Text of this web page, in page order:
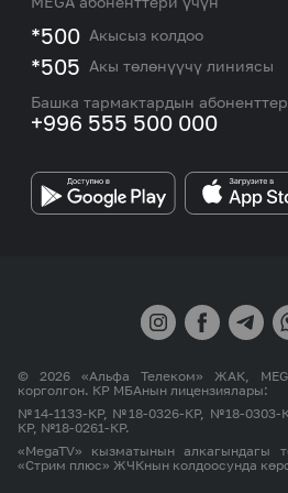
eSIM
Номерди тандоо
M2M
Корпоративдик жана VIP
боюнча бөлүмдүн
маалыматтары.
Тармакты камтуу картасы жана
MEGAда иште
MEGA бренди
*500 Акысыз колдоо
*505 Акы төлөнүүчү линиясы
Башка тармактардын
+996 555 500 000
© 2026 «Альфа Телеком» ЖАК,
корголгон. КР МБАнын лицензиялары:
№14-1133-КР, №18-0326-КР, №18-
КР, №18-0261-КР.
«MegaTV» кызматынын алкагындагы
«Стрим плюс» ЖЧКнын колдоосунда